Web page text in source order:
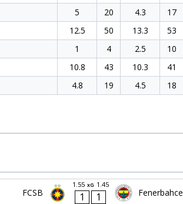
5 20 4.3 17
12.5 50 13.3 53
1 4 2.5 10
10.8 43 10.3 41
4.8 19 4.5 18
FCSB
1.55 xG 1.45
1 1 Fenerbahce